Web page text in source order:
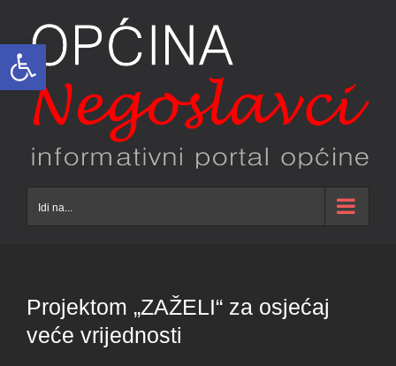
Open toolbar
content
Idi na...
Projektom „ZAŽELI“ za osjećaj
veće vrijednosti